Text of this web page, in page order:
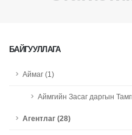
БАЙГУУЛЛАГА
Аймаг (1)
Аймгийн Засаг даргын
Агентлаг (28)